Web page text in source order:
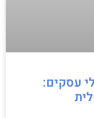
עסקים: